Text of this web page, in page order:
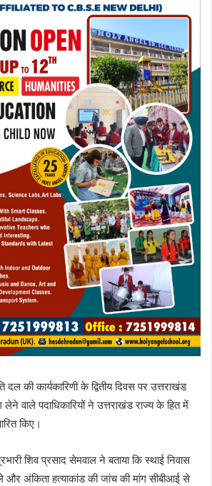
की कार्यकारिणी के द्वितीय दिवस पर उत्तराखंड
वाले पदाधिकारियों ने उत्तराखंड राज्य के हित में
किए।
शिव प्रसाद सेमवाल ने बताया कि स्थाई निवास
और अंकिता हत्याकांड की जांच की मांग सीबीआई से